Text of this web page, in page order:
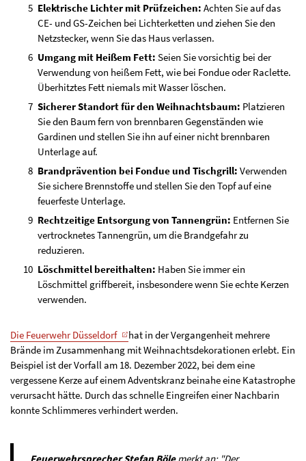
Elektrische Lichter mit Prüfzeichen: Achten Sie auf das
CE- und GS-Zeichen bei Lichterketten und ziehen Sie den
Netzstecker, wenn Sie das Haus verlassen.
Umgang mit Heißem Fett: Seien Sie vorsichtig bei der
Verwendung von heißem Fett, wie bei Fondue oder Raclette.
Überhitztes Fett niemals mit Wasser löschen.
Sicherer Standort für den Weihnachtsbaum: Platzieren
Sie den Baum fern von brennbaren Gegenständen wie
Gardinen und stellen Sie ihn auf einer nicht brennbaren
Unterlage auf.
Brandprävention bei Fondue und Tischgrill: Verwenden
Sie sichere Brennstoffe und stellen Sie den Topf auf eine
feuerfeste Unterlage.
Rechtzeitige Entsorgung von Tannengrün: Entfernen Sie
vertrocknetes Tannengrün, um die Brandgefahr zu
reduzieren.
Löschmittel bereithalten: Haben Sie immer ein
Löschmittel griffbereit, insbesondere wenn Sie echte Kerzen
verwenden.
Die Feuerwehr Düsseldorf
hat in der Vergangenheit mehrere
Brände im Zusammenhang mit Weihnachtsdekorationen erlebt. Ein
Beispiel ist der Vorfall am 18. Dezember 2022, bei dem eine
vergessene Kerze auf einem Adventskranz beinahe eine Katastrophe
verursacht hätte. Durch das schnelle Eingreifen einer Nachbarin
konnte Schlimmeres verhindert werden.